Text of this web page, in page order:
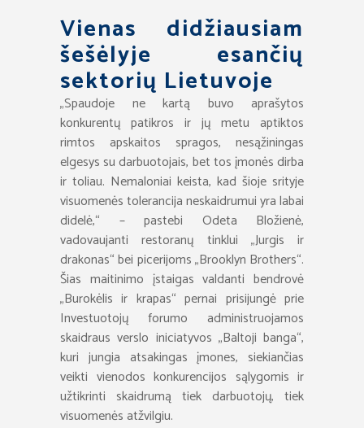
Vienas didžiausiam
šešėlyje esančių
sektorių Lietuvoje
„Spaudoje ne kartą buvo aprašytos
konkurentų patikros ir jų metu aptiktos
rimtos apskaitos spragos, nesąžiningas
elgesys su darbuotojais, bet tos įmonės dirba
ir toliau. Nemaloniai keista, kad šioje srityje
visuomenės tolerancija neskaidrumui yra labai
didelė,“ – pastebi Odeta Bložienė,
vadovaujanti restoranų tinklui „Jurgis ir
drakonas“ bei picerijoms „Brooklyn Brothers“.
Šias maitinimo įstaigas valdanti bendrovė
„Burokėlis ir krapas“ pernai prisijungė prie
Investuotojų forumo administruojamos
skaidraus verslo iniciatyvos „Baltoji banga“,
kuri jungia atsakingas įmones, siekiančias
veikti vienodos konkurencijos sąlygomis ir
užtikrinti skaidrumą tiek darbuotojų, tiek
visuomenės atžvilgiu.